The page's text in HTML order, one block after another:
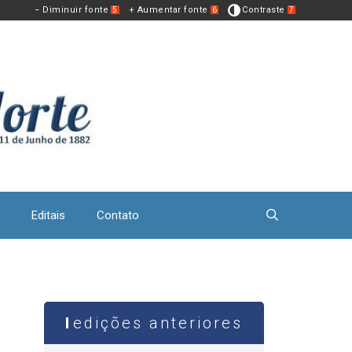
− Diminuir fonte 5 + Aumentar fonte 6 Contraste 7
Editais Contato
edições anteriores